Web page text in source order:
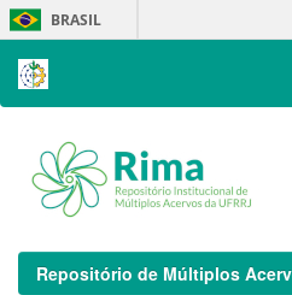
Skip
navigation
BRASIL
Repositório de Múltiplos